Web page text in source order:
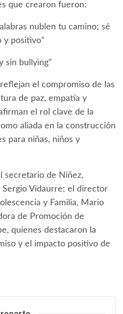
que crearon fueron:
nublen tu camino; sé
y positivo”
sin bullying”
el compromiso de las
de paz, empatía y
el rol clave de la
aliada en la construcción
para niñas, niños y
secretario de Niñez,
Sergio Vidaurre; el director
y Familia, Mario
de Promoción de
quienes destacaron la
y el impacto positivo de